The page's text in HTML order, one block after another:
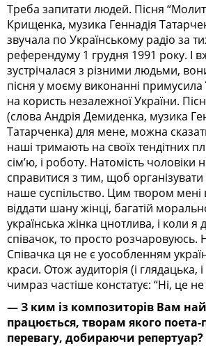
Треба запитати людей. Пісня
Крищенка, музика Геннадія
звучала по Українському радіо за
референдуму 1 грудня 1991 року. І
зустрічалася з різними людьми,
пісня у моєму виконанні примусила
на користь незалежної України.
(слова Андрія Демиденка, музика
Татарченка) для мене, можна
наші тримають на своїх тендітних
сім’ю, і роботу. Натомість чоловіки
справитися з тим, щоб
наше суспільство. Цим твором мені
віддати шану жінці, багатій
українська жінка цнотлива, і коли
співачок, то просто розчаровуюсь.
Співачка ця не є уособленням
краси. Отож аудиторія (і глядацька,
чимраз частіше констатує: “Ні, це
— З ким із композиторів Вам
працюється, творам якого поета-
перевагу, добираючи репертуар?